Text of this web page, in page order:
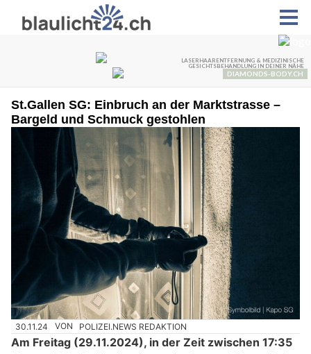
St.Gallen SG: Einbruch an der Marktstrasse –
Bargeld und Schmuck gestohlen
30.11.24 VON POLIZEI.NEWS REDAKTION
Am Freitag (29.11.2024), in der Zeit zwischen 17:35